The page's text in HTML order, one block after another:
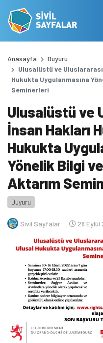
Anasayfa
Duyuru
Ulusalüstü ve
Hukukta Uygulanmasına
Seminerleri
Ulusalüstü ve
İnsan Hakları
Hukukta
Yönelik Bilgi
Aktarım
Duyuru
Sivil Sayfalar 26 Eylül